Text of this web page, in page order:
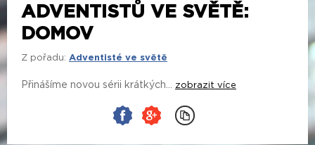
ADVENTISTŮ VE SVĚTĚ:
DOMOV
Z pořadu: Adventisté ve světě
Přinášíme novou sérii krátkých... zobrazit více